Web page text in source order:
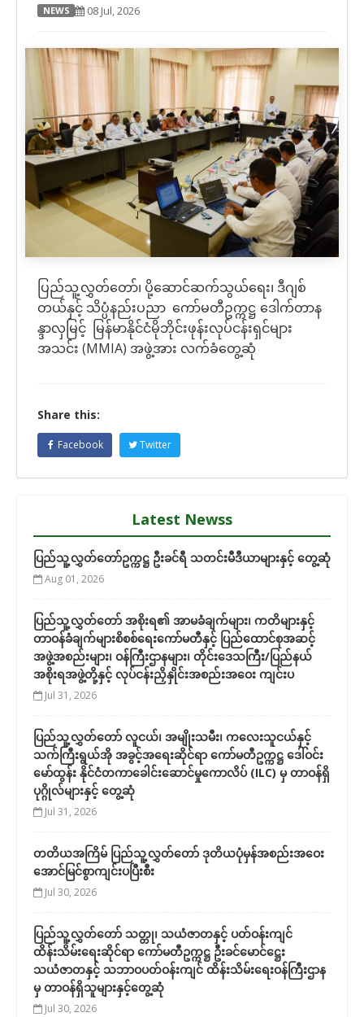
NEWS 08 Jul, 2026
ပြည်သူ့လွှတ်တော်၊ ပို့ဆောင်ဆက်သွယ်ရေး၊ ဒီဂျစ်
တယ်နှင့် သိပ္ပံနည်းပညာ ကော်မတီဥက္ကဋ္ဌ ဒေါက်တာန
န္ဒာလှမြင့် မြန်မာနိုင်ငံမိုဘိုင်းဖုန်းလုပ်ငန်းရှင်များ
အသင်း (MMIA) အဖွဲ့အား လက်ခံတွေ့ဆုံ
Share this:
Facebook Twitter
Latest Newss
ပြည်သူ့လွှတ်တော်ဥက္ကဋ္ဌ ဦးခင်ရီ သတင်းမီဒီယာများနှင့် တွေ့ဆုံ
Aug 01, 2026
ပြည်သူ့လွှတ်တော် အစိုးရ၏ အာမခံချက်များ၊ ကတိများနှင့်
တာဝန်ခံချက်များစိစစ်ရေးကော်မတီနှင့် ပြည်ထောင်စုအဆင့်
အဖွဲ့အစည်းများ၊ ဝန်ကြီးဌာနများ၊ တိုင်းဒေသကြီး/ပြည်နယ်
အစိုးရအဖွဲ့တို့နှင့် လုပ်ငန်းညှိနှိုင်းအစည်းအဝေး ကျင်းပ
Jul 31, 2026
ပြည်သူ့လွှတ်တော် လူငယ်၊ အမျိုးသမီး၊ ကလေးသူငယ်နှင့်
သက်ကြီးရွယ်အို အခွင့်အရေးဆိုင်ရာ ကော်မတီဥက္ကဋ္ဌ ဒေါ်ဝင်း
မော်ထွန်း နိုင်ငံတကာခေါင်းဆောင်မှုကောလိပ် (ILC) မှ တာဝန်ရှိ
ပုဂ္ဂိုလ်များနှင့် တွေ့ဆုံ
Jul 31, 2026
တတိယအကြိမ် ပြည်သူ့လွှတ်တော် ဒုတိယပုံမှန်အစည်းအဝေး
အောင်မြင်စွာကျင်းပပြီးစီး
Jul 30, 2026
ပြည်သူ့လွှတ်တော် သတ္တု၊ သယံဇာတနှင့် ပတ်ဝန်းကျင်
ထိန်းသိမ်းရေးဆိုင်ရာ ကော်မတီဥက္ကဋ္ဌ ဦးခင်မောင်ဋ္ဌေး
သယံဇာတနှင့် သဘာဝပတ်ဝန်းကျင် ထိန်းသိမ်းရေးဝန်ကြီးဌာန
မှ တာဝန်ရှိသူများနှင့်တွေ့ဆုံ
Jul 30, 2026